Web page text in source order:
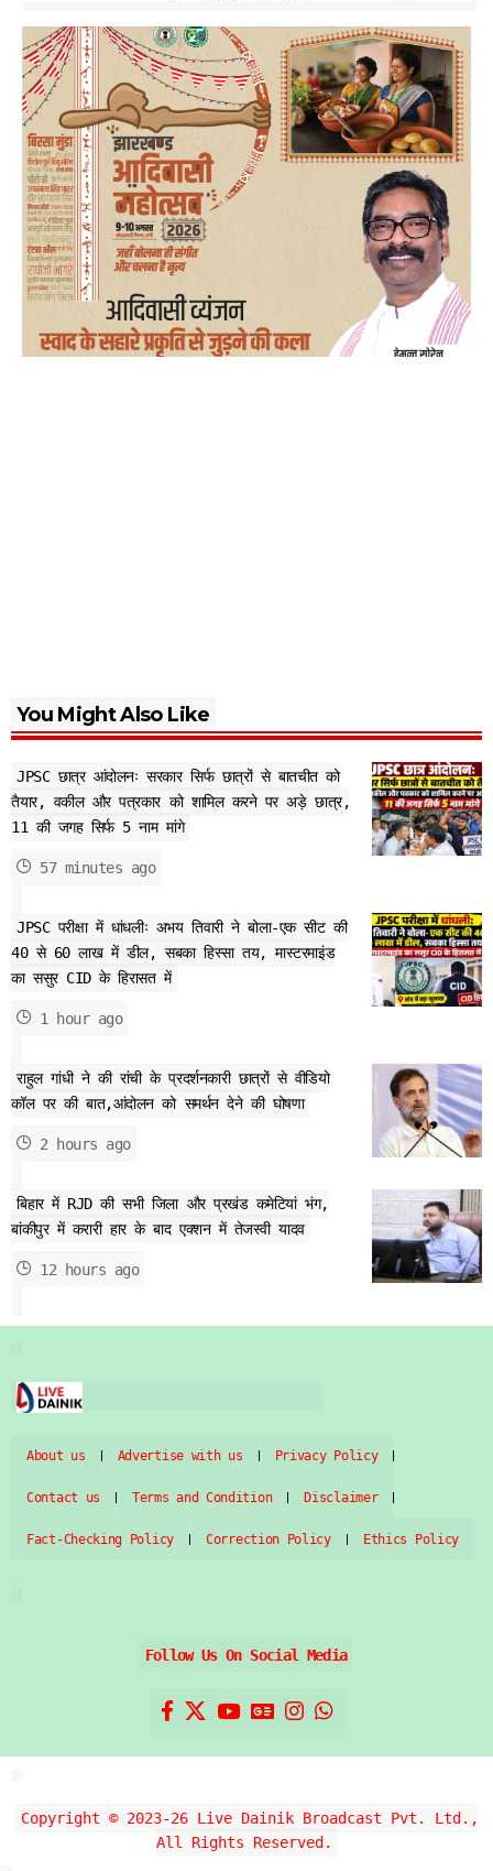
You Might Also Like
JPSC छात्र आंदोलनः सरकार सिर्फ छात्रों से बातचीत को
तैयार, वकील और पत्रकार को शामिल करने पर अड़े छात्र,
11 की जगह सिर्फ 5 नाम मांगे
57 minutes ago
JPSC परीक्षा में धांधलीः अभय तिवारी ने बोला-एक सीट की
40 से 60 लाख में डील, सबका हिस्सा तय, मास्टरमाइंड
का ससुर CID के हिरासत में
1 hour ago
राहुल गांधी ने की रांची के प्रदर्शनकारी छात्रों से वीडियो
कॉल पर की बात,आंदोलन को समर्थन देने की घोषणा
2 hours ago
बिहार में RJD की सभी जिला और प्रखंड कमेटियां भंग,
बांकीपुर में करारी हार के बाद एक्शन में तेजस्वी यादव
12 hours ago
About us Advertise with us Privacy Policy
Contact us Terms and Condition Disclaimer
Fact-Checking Policy Correction Policy Ethics Policy
Follow Us On Social Media
Copyright © 2023-26 Live Dainik Broadcast Pvt. Ltd.,
All Rights Reserved.